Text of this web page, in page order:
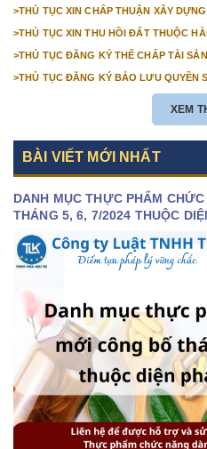
LẬP VP ĐĂNG KÝ ĐẤT ĐAI)
>THỦ TỤC XIN CHẤP THUẬN XÂY
ĐƯỜNG HUYỆN, ĐƯỜNG XÃ ĐANG
>THỦ TỤC XIN THU HỒI ĐẤT THUỘC
>THỦ TỤC ĐĂNG KÝ THẾ CHẤP TÀI
NHẬN QUYỀN SỞ HỮU TRÊN GIẤY
>THỦ TỤC ĐĂNG KÝ BẢO LƯU QUYỀN
XEM
BÀI VIẾT MỚI NHẤT
DANH MỤC THỰC PHẨM
THÁNG 5, 6, 7/2024 THUỘC